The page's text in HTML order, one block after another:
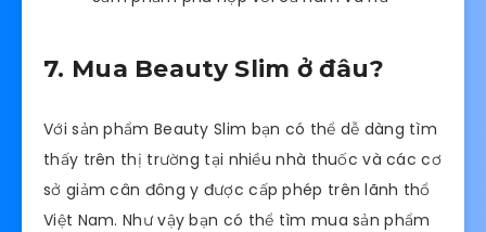
7. Mua Beauty Slim ở đâu?
Với sản phẩm Beauty Slim bạn có thể dễ dàng tìm
thấy trên thị trường tại nhiều nhà thuốc và các cơ
sở giảm cân đông y được cấp phép trên lãnh thổ
Việt Nam. Như vậy bạn có thể tìm mua sản phẩm